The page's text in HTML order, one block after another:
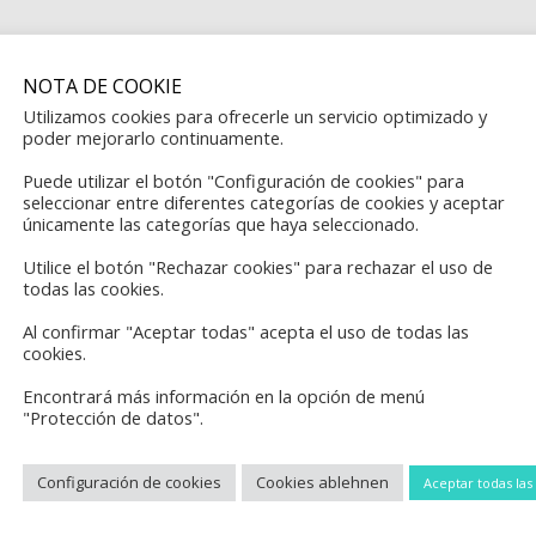
CONTACTO CON
que rellenar el siguiente formulario y
en contacto con usted lo antes
Su nombre (campo obligatorio)
Su dirección de correo electrónico (campo obligatorio)
NOTA DE COOKIE
Utilizamos cookies para ofrecerle un servicio optimizado y
poder mejorarlo continuamente.
Puede utilizar el botón "Configuración de cookies" para
seleccionar entre diferentes categorías de cookies y aceptar
únicamente las categorías que haya seleccionado.
Utilice el botón "Rechazar cookies" para rechazar el uso de
todas las cookies.
Al confirmar "Aceptar todas" acepta el uso de todas las
cookies.
Encontrará más información en la opción de menú
"Protección de datos".
Configuración de cookies Cookies ablehnen Aceptar todas las